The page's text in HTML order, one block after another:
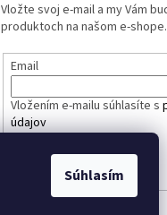
Súhlasím
Vložte svoj e-mail a my Vám
produktoch na našom e-shope.
Email
Vložením e-mailu súhlasíte s
údajov